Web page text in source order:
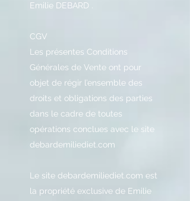
Emilie DEBARD .
CGV
Les présentes Conditions
Générales de Vente ont pour
objet de régir l’ensemble des
droits et obligations des parties
dans le cadre de toutes
opérations conclues avec le site
debardemiliediet.com
Le site debardemiliediet.com est
la propriété exclusive de Emilie